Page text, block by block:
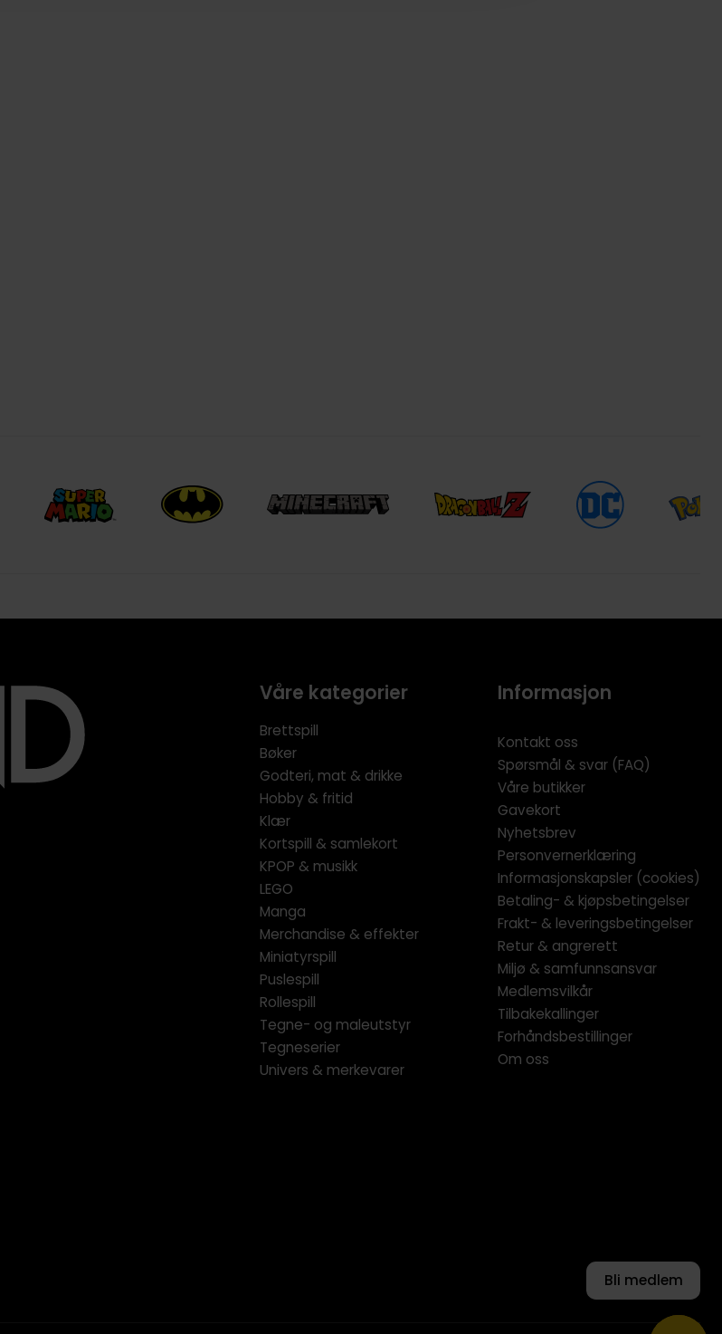
Våre kategorier
Brettspill
Bøker
Godteri, mat & drikke
Hobby & fritid
Klær
Kortspill & samlekort
KPOP & musikk
LEGO
Manga
Merchandise & effekter
Miniatyrspill
Puslespill
Rollespill
Tegne- og maleutstyr
Tegneserier
Univers & merkevarer
Informasjon
Kontakt oss
Spørsmål & svar (FAQ)
Våre butikker
Gavekort
Nyhetsbrev
Personvernerklæring
Informasjonskapsler (cookies)
Betaling- & kjøpsbetingelser
Frakt- & leveringsbetingelser
Retur & angrerett
Miljø & samfunnsansvar
Medlemsvilkår
Tilbakekallinger
Forhåndsbestillinger
Om oss
Bli medlem